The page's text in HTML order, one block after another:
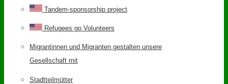
Tandem-sponsorship project
Refugees go Volunteers
Migrantinnen und Migranten gestalten unsere
Gesellschaft mit
Stadtteilmütter